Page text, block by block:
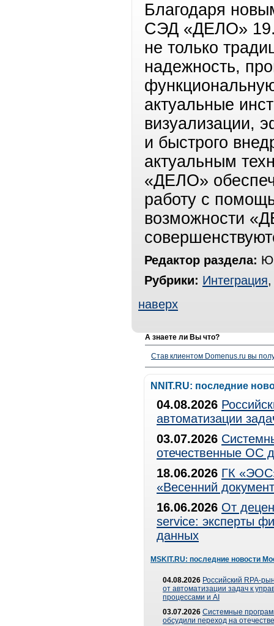
Благодаря
СЭД «ДЕЛО»
не только
надежность,
актуальные
визуализации,
и быстрого
актуальным
«ДЕЛО»
работу с
возможности
Редактор раздела:
Рубрики: Интеграция
наверх
А знаете ли Вы что?
Став клиентом Domenus.ru вы
NNIT.RU: последние
04.08.2026
автоматизации
03.07.2026
отечественные ОС
18.06.2026 ГК
«Весенний
16.06.2026 От
service: эксперты
данных
MSKIT.RU: последние новости
04.08.2026 Российский RPA-
от автоматизации задач к
процессами и AI
03.07.2026 Системные
обсудили переход на